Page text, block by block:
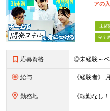
アの入
未経
完全
応募資格
給与
勤務地